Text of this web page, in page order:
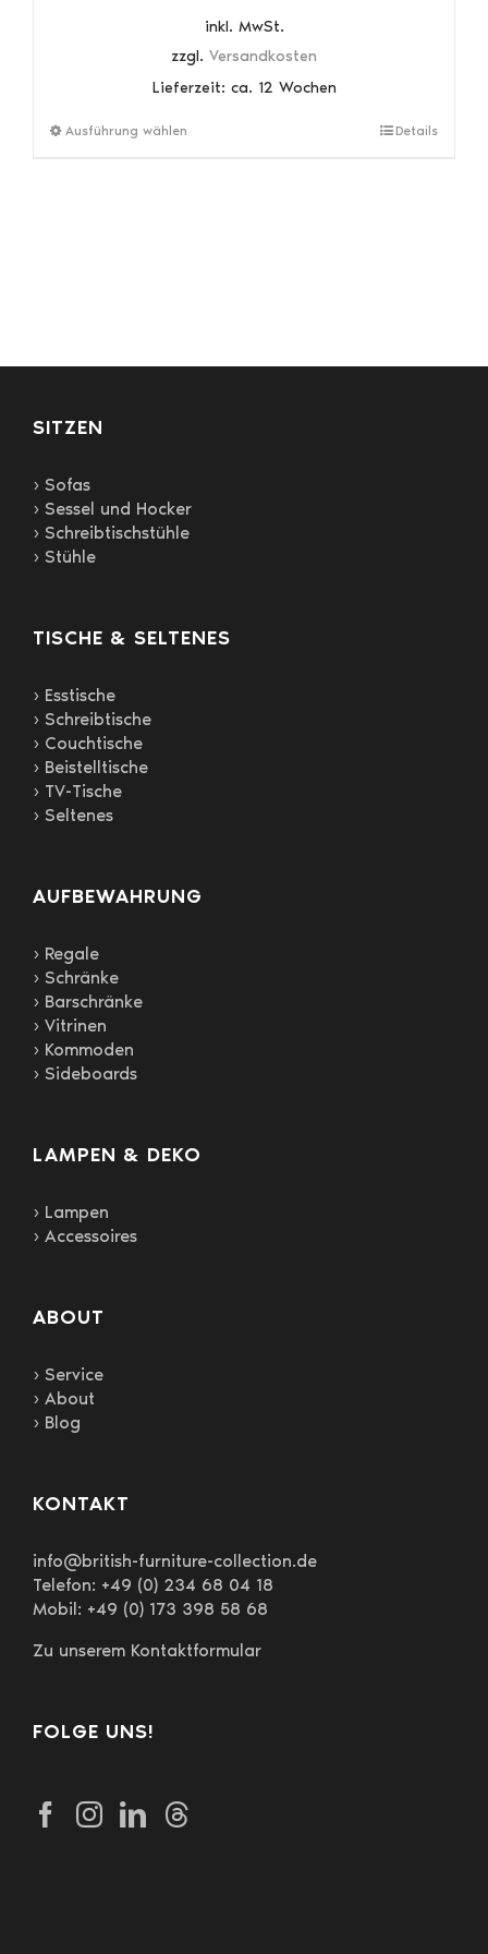
inkl. MwSt.
zzgl. Versandkosten
Lieferzeit: ca. 12 Wochen
Ausführung wählen
der
Details
SITZEN
› Sofas
› Sessel und Hocker
› Schreibtischstühle
› Stühle
TISCHE & SELTENES
› Esstische
› Schreibtische
› Couchtische
› Beistelltische
› TV-Tische
› Seltenes
AUFBEWAHRUNG
› Regale
› Schränke
› Barschränke
› Vitrinen
› Kommoden
› Sideboards
LAMPEN & DEKO
› Lampen
› Accessoires
ABOUT
› Service
› About
› Blog
KONTAKT
info@british-furniture-collection.de
Telefon: +49 (0) 234 68 04 18
Mobil: +49 (0) 173 398 58 68
Zu unserem Kontaktformular
FOLGE UNS!